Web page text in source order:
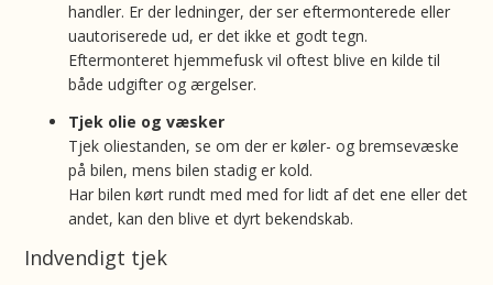
handler. Er der ledninger, der ser eftermonterede eller
uautoriserede ud, er det ikke et godt tegn.
Eftermonteret hjemmefusk vil oftest blive en kilde til
både udgifter og ærgelser.
Tjek olie og væsker
Tjek oliestanden, se om der er køler- og bremsevæske
på bilen, mens bilen stadig er kold.
Har bilen kørt rundt med med for lidt af det ene eller det
andet, kan den blive et dyrt bekendskab.
Indvendigt tjek